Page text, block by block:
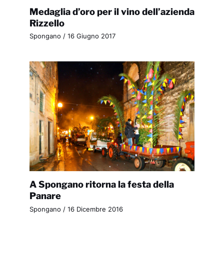
Medaglia d’oro per il vino dell’azienda
Rizzello
Spongano / 16 Giugno 2017
A Spongano ritorna la festa della
Panare
Spongano / 16 Dicembre 2016